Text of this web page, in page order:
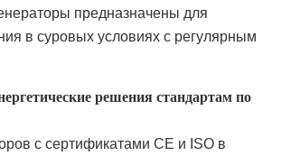
предназначены для
в суровых условиях с регулярным
решения стандартам по
с сертификатами CE и ISO в